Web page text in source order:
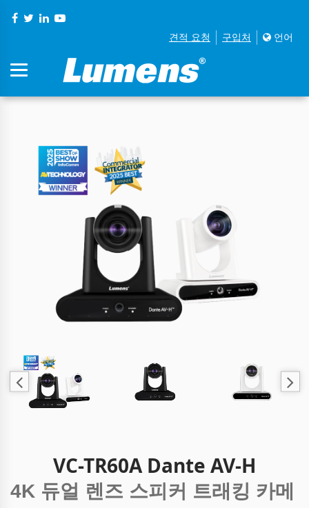
견적 요청 구입처 언어
VC-TR60A Dante AV-H
4K 듀얼 렌즈 스피커 트래킹 카메